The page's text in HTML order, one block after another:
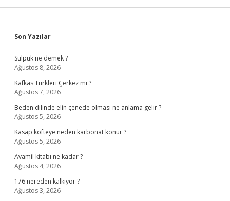
Sidebar
Son Yazılar
Sülpük ne demek ?
Ağustos 8, 2026
Kafkas Türkleri Çerkez mi ?
Ağustos 7, 2026
Beden dilinde elin çenede olması ne anlama gelir ?
Ağustos 5, 2026
Kasap köfteye neden karbonat konur ?
Ağustos 5, 2026
Avamil kitabı ne kadar ?
Ağustos 4, 2026
176 nereden kalkıyor ?
Ağustos 3, 2026